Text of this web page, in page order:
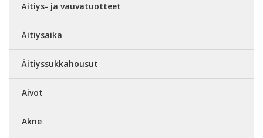
Äitiys- ja vauvatuotteet
Äitiysaika
Äitiyssukkahousut
Aivot
Akne